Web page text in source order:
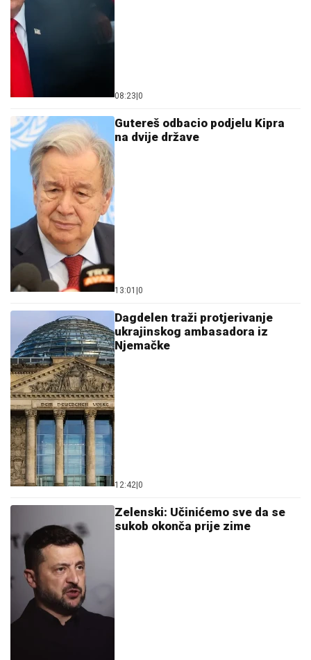
08:23 0
Gutereš odbacio podjelu Kipra
na dvije države
13:01 0
Dagdelen traži protjerivanje
ukrajinskog ambasadora iz
Njemačke
12:42 0
Zelenski: Učinićemo sve da se
sukob okonča prije zime